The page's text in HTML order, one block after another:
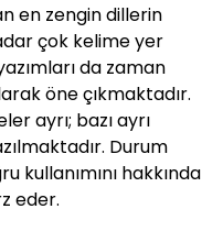
en zengin dillerin
çok kelime yer
da zaman
öne çıkmaktadır.
ayrı; bazı ayrı
Durum
kullanımını hakkında
eder.